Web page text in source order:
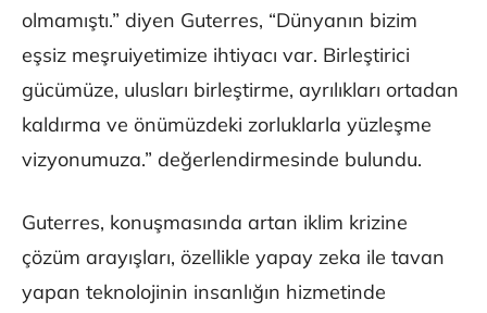
olmamıştı.” diyen Guterres, “Dünyanın bizim
eşsiz meşruiyetimize ihtiyacı var. Birleştirici
gücümüze, ulusları birleştirme, ayrılıkları ortadan
kaldırma ve önümüzdeki zorluklarla yüzleşme
vizyonumuza.” değerlendirmesinde bulundu.
Guterres, konuşmasında artan iklim krizine
çözüm arayışları, özellikle yapay zeka ile tavan
yapan teknolojinin insanlığın hizmetinde